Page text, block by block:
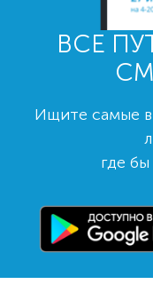
ВСЕ
Ищите самые
где